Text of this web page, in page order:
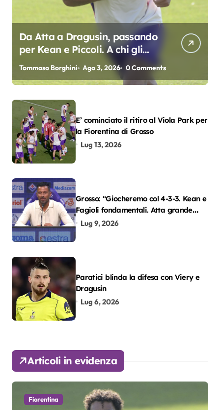
Da Atta a Dragusin, passando
per Kean e Piccoli. A chi gli
oscar del precampionato?
Tommaso Borghini Ago 3, 2026 0 Comments
E’ cominciato il ritiro al Viola Park per
la Fiorentina di Grosso
Lug 13, 2026
Grosso: “Giocheremo col 4-3-3. Kean e
Fagioli fondamentali. Atta grande
colpo”
Lug 9, 2026
Paratici blinda la difesa con Viery e
Dragusin
Lug 6, 2026
Articoli in evidenza
Fiorentina